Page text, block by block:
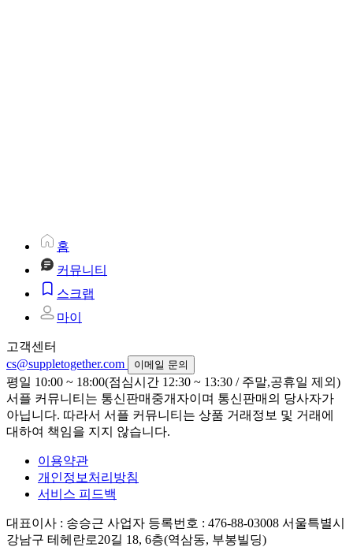
홈
커뮤니티
스크랩
마이
고객센터
cs@suppletogether.com
이메일 문의
평일 10:00 ~ 18:00(점심시간 12:30 ~ 13:30 / 주말,공휴일 제외)
서플 커뮤니티는 통신판매중개자이며 통신판매의 당사자가
아닙니다. 따라서 서플 커뮤니티는 상품 거래정보 및 거래에
대하여 책임을 지지 않습니다.
이용약관
개인정보처리방침
서비스 피드백
대표이사 : 송승근 사업자 등록번호 : 476-88-03008 서울특별시
강남구 테헤란로20길 18, 6층(역삼동, 부봉빌딩)